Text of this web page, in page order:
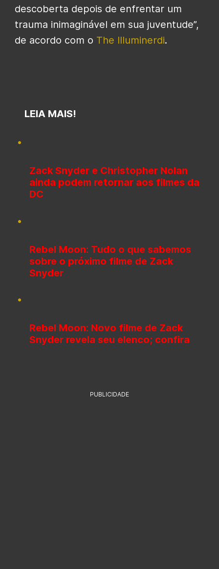
descoberta depois de enfrentar um
trauma inimaginável em sua juventude”,
de acordo com o The Illuminerdi.
LEIA MAIS!
Zack Snyder e Christopher Nolan
ainda podem retornar aos filmes da
DC
Rebel Moon: Tudo o que sabemos
sobre o próximo filme de Zack
Snyder
Rebel Moon: Novo filme de Zack
Snyder revela seu elenco; confira
PUBLICIDADE